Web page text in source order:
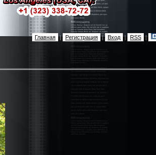
Главная | Регистрация | Вход | RSS |